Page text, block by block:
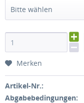
Bitte wählen
Merken
Artikel-Nr.:
Abgabebedingungen: